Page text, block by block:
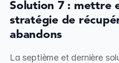
Solution 7 : mettre
stratégie de
abandons
La septième et dernière